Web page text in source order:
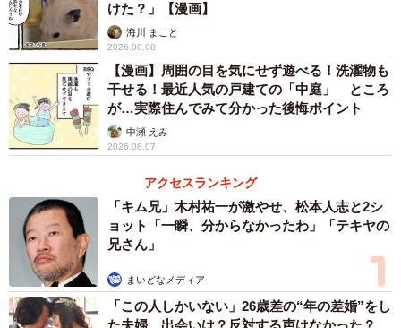
けた？」【漫画】
海川 まこと
2026.08.08
【漫画】周囲の目を気にせず遊べる！洗濯物も
干せる！最近人気の戸建ての「中庭」 ところ
が…実際住んでみて分かった後悔ポイント
中瀬 えみ
2026.08.07
アクセスランキング
「キム兄」木村祐一が激やせ、松本人志と2シ
ョット「一瞬、分からなかったわ」「テキヤの
兄さん」
まいどなメディア
「この人しかいない」26歳差の“年の差婚”をし
た夫婦 出会いは？反対する声はなかった？